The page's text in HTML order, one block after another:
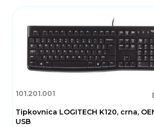
101.201.001
Tipkovnica LOGITECH K120, crna,
USB